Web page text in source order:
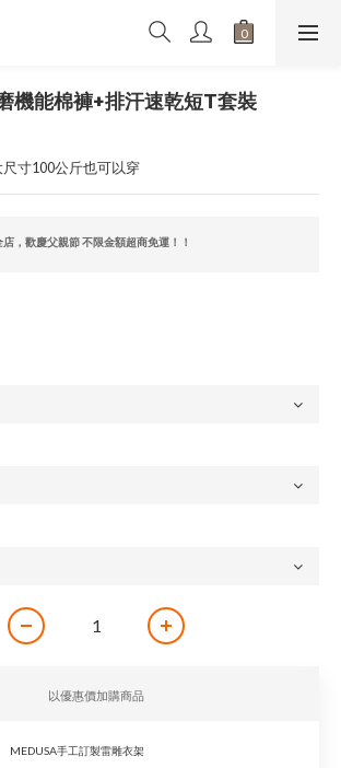
機能棉褲+排汗速乾短T套裝
尺寸100公斤也可以穿
店，歡慶父親節 不限金額超商免運！！
以優惠價加購商品
MEDUSA手工訂製雷雕衣架